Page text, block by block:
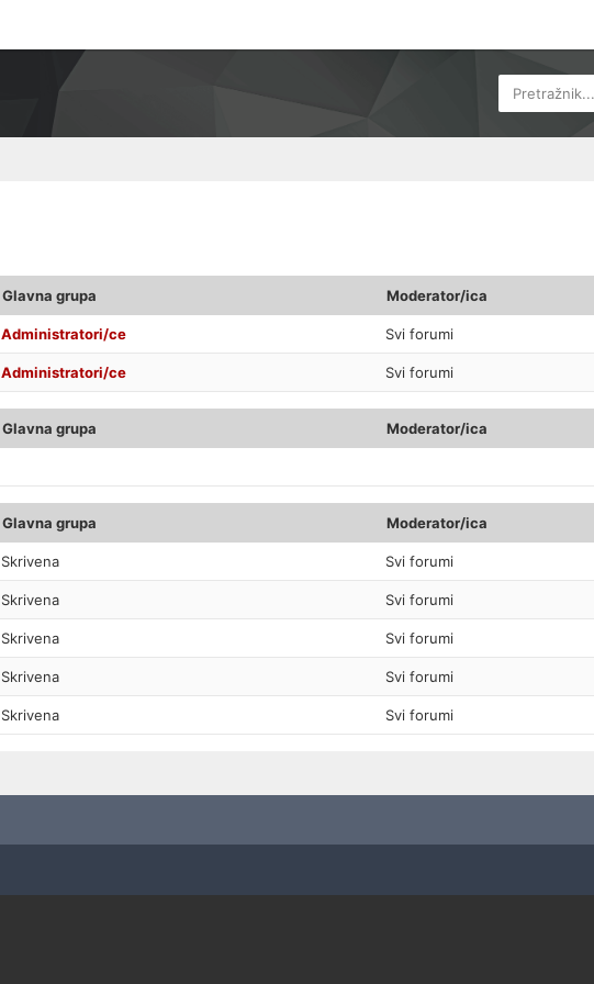
Pretražnik...
Glavna grupa Moderator/ica
Administratori/ce Svi forumi
Administratori/ce Svi forumi
Glavna grupa Moderator/ica
Glavna grupa Moderator/ica
Skrivena Svi forumi
Skrivena Svi forumi
Skrivena Svi forumi
Skrivena Svi forumi
Skrivena Svi forumi